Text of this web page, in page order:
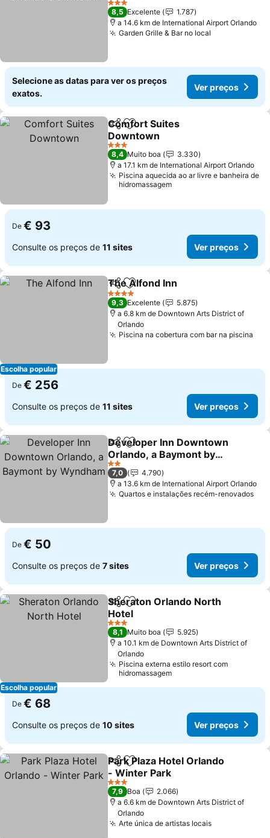
3 Estrelas
8,5 Excelente
1.787
a 14.6 km de International Airport Orlando
Garden Grille & Bar no local
Selecione as datas para ver os preços
exatos.
Ver preços
PartilharAdicionar aos favoritos
Comfort Suites
Downtown
3 Estrelas
8,4 Muito boa
3.330
a 17.1 km de International Airport Orlando
Piscina aquecida ao ar livre e banheira de
hidromassagem
De € 93
Consulte os preços de 11 sites Ver preços
Escolha popular
PartilharAdicionar aos favoritos
The Alfond Inn
4 Estrelas
9,3 Excelente
5.875
a 6.8 km de Downtown Arts District of
Orlando
Piscina na cobertura com bar na piscina
De € 256
Consulte os preços de 11 sites Ver preços
PartilharAdicionar aos favoritos
Developer Inn Downtown
Orlando, a Baymont by
Wyndham
2 Estrelas
7,0
4.790
a 13.6 km de International Airport Orlando
Quartos e instalações recém-renovados
De € 50
Consulte os preços de 7 sites Ver preços
Escolha popular
PartilharAdicionar aos favoritos
Sheraton Orlando North
Hotel
3 Estrelas
8,1 Muito boa
5.925
a 10.1 km de Downtown Arts District of
Orlando
Piscina externa estilo resort com
hidromassagem
De € 68
Consulte os preços de 10 sites Ver preços
PartilharAdicionar aos favoritos
Park Plaza Hotel Orlando
- Winter Park
3 Estrelas
7,9 Boa
2.066
a 6.6 km de Downtown Arts District of
Orlando
Arte única de artistas locais